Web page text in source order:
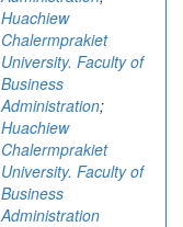
Huachiew
Chalermprakiet
University. Faculty of
Business
Administration;
Huachiew
Chalermprakiet
University. Faculty of
Business
Administration